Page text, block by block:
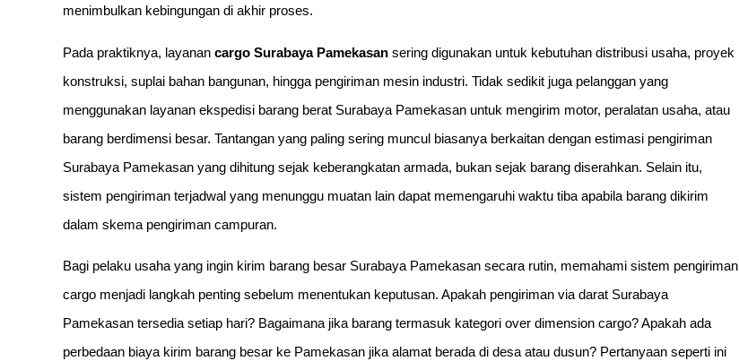
menimbulkan kebingungan di akhir proses.
Pada praktiknya, layanan cargo Surabaya Pamekasan sering digunakan untuk kebutuhan distribusi usaha, proyek
konstruksi, suplai bahan bangunan, hingga pengiriman mesin industri. Tidak sedikit juga pelanggan yang
menggunakan layanan ekspedisi barang berat Surabaya Pamekasan untuk mengirim motor, peralatan usaha, atau
barang berdimensi besar. Tantangan yang paling sering muncul biasanya berkaitan dengan estimasi pengiriman
Surabaya Pamekasan yang dihitung sejak keberangkatan armada, bukan sejak barang diserahkan. Selain itu,
sistem pengiriman terjadwal yang menunggu muatan lain dapat memengaruhi waktu tiba apabila barang dikirim
dalam skema pengiriman campuran.
Bagi pelaku usaha yang ingin kirim barang besar Surabaya Pamekasan secara rutin, memahami sistem pengiriman
cargo menjadi langkah penting sebelum menentukan keputusan. Apakah pengiriman via darat Surabaya
Pamekasan tersedia setiap hari? Bagaimana jika barang termasuk kategori over dimension cargo? Apakah ada
perbedaan biaya kirim barang besar ke Pamekasan jika alamat berada di desa atau dusun? Pertanyaan seperti ini